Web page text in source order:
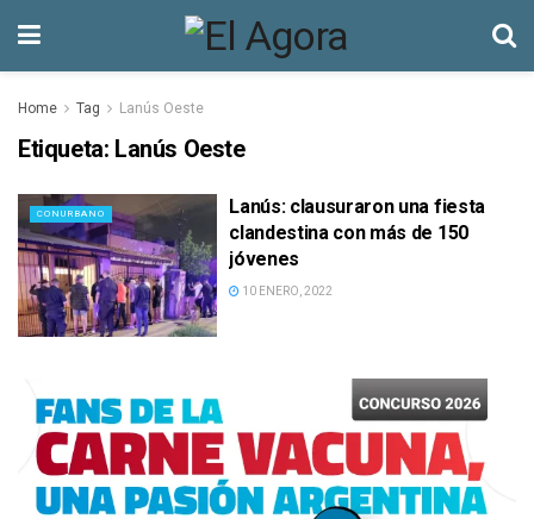
Home Tag Lanús Oeste
Etiqueta: Lanús Oeste
CONURBANO
Lanús: clausuraron una fiesta
clandestina con más de 150
jóvenes
10 ENERO, 2022